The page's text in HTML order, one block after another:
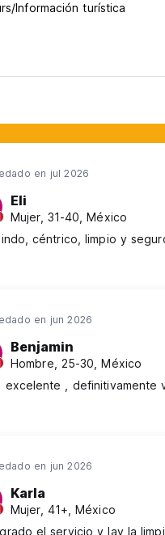
Información turística
en jul 2026
Eli
Mujer, 31-40, México
céntrico, limpio y
en jun 2026
Benjamin
Hombre, 25-30, México
excelente , definitivamente
en jun 2026
Karla
Mujer, 41+, México
el servicio y lay la